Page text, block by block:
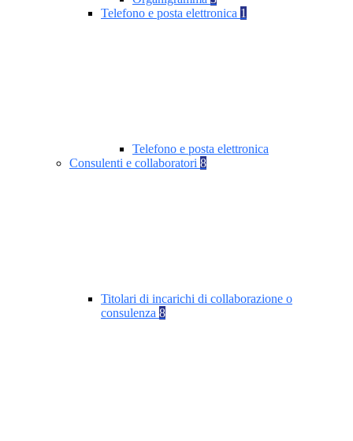
Telefono e posta elettronica 1
Telefono e posta elettronica
Consulenti e collaboratori 8
Titolari di incarichi di collaborazione o
consulenza 8